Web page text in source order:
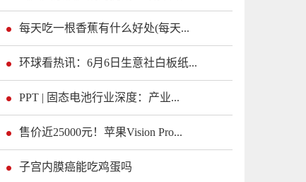
每天吃一根香蕉有什么好处(每天...
环球看热讯：6月6日生意社白板纸...
PPT | 固态电池行业深度：产业...
售价近25000元！苹果Vision Pro...
子宫内膜癌能吃鸡蛋吗